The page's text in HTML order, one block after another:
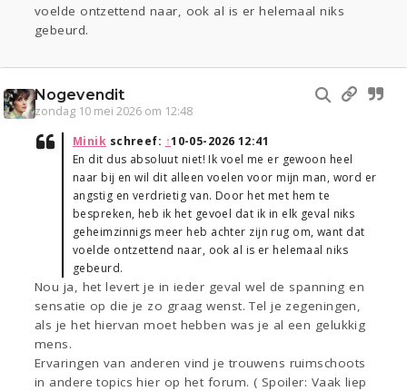
voelde ontzettend naar, ook al is er helemaal niks
gebeurd.
Nogevendit
zondag 10 mei 2026 om 12:48
Minik schreef: ↑10-05-2026 12:41
En dit dus absoluut niet! Ik voel me er gewoon heel
naar bij en wil dit alleen voelen voor mijn man, word er
angstig en verdrietig van. Door het met hem te
bespreken, heb ik het gevoel dat ik in elk geval niks
geheimzinnigs meer heb achter zijn rug om, want dat
voelde ontzettend naar, ook al is er helemaal niks
gebeurd.
Nou ja, het levert je in ieder geval wel de spanning en
sensatie op die je zo graag wenst. Tel je zegeningen,
als je het hiervan moet hebben was je al een gelukkig
mens.
Ervaringen van anderen vind je trouwens ruimschoots
in andere topics hier op het forum. ( Spoiler: Vaak liep